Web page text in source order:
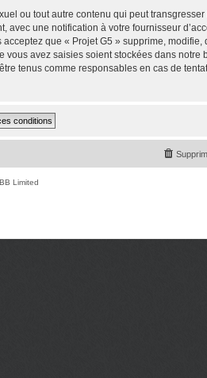
ou tout autre contenu qui peut
une notification à votre fournisseur
que « Projet G5 » supprime, modifie,
avez saisies soient stockées dans notre
tenus comme responsables en cas de
Limited